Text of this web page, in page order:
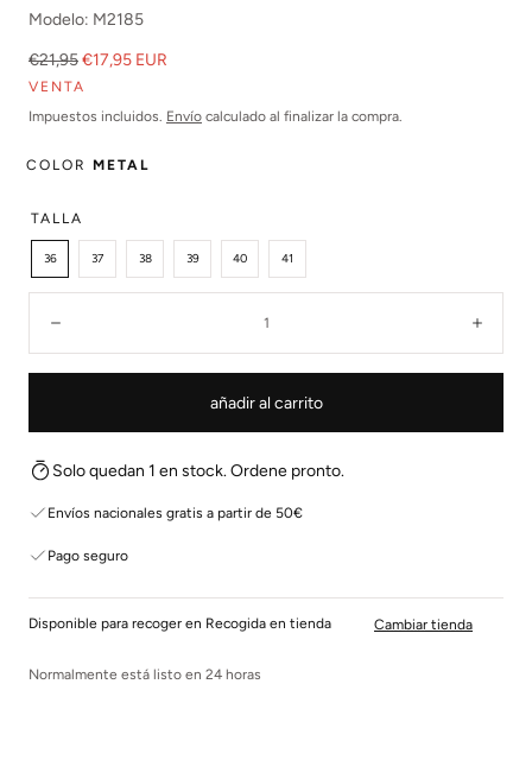
en
modal
Modelo: M2185
Precio
regular
€21,95Precio
de
venta
€17,95 EUR
VENTA
Impuestos incluidos. Envío calculado al finalizar la compra.
COLOR METAL
TALLA
36 37 38 39 40 41
añadir al carrito
Solo quedan 1 en stock. Ordene pronto.
Envíos nacionales gratis a partir de 50€
Pago seguro
Disponible para recoger en Recogida en tienda
Normalmente está listo en 24 horas
Cambiar tienda